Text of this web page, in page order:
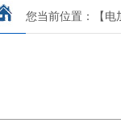
您当前位置： 【